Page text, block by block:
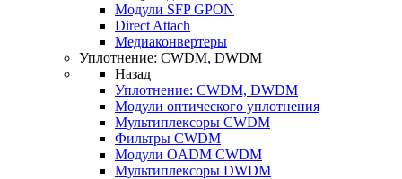
Модули SFP GPON
Direct Attach
Медиаконвертеры
Уплотнение: CWDM, DWDM
Назад
Уплотнение: CWDM, DWDM
Модули оптического уплотнения
Мультиплексоры CWDM
Фильтры CWDM
Модули OADM CWDM
Мультиплексоры DWDM